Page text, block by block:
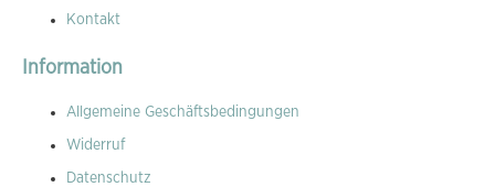
Kontakt
Information
Allgemeine Geschäftsbedingungen
Widerruf
Datenschutz